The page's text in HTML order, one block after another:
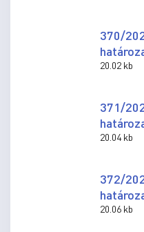
370/
20.02 kb
371/
20.04 kb
372/
20.06 kb